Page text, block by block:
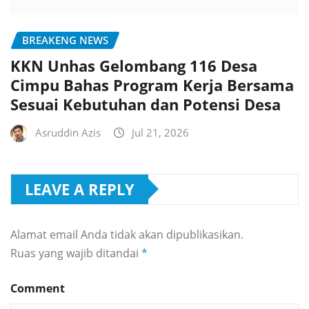
BREAKENG NEWS
KKN Unhas Gelombang 116 Desa
Cimpu Bahas Program Kerja Bersama
Sesuai Kebutuhan dan Potensi Desa
Asruddin Azis Jul 21, 2026
LEAVE A REPLY
Alamat email Anda tidak akan dipublikasikan.
Ruas yang wajib ditandai *
Comment